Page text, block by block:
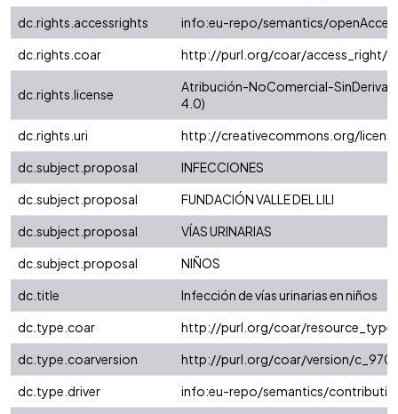
dc.rights.accessrights
info:eu-repo/semantics/
dc.rights.coar
http://purl.org/coar/access_right/
dc.rights.license
Atribución-NoComercial-
4.0)
dc.rights.uri
http://creativecommons.org/
dc.subject.proposal
INFECCIONES
dc.subject.proposal
FUNDACIÓN VALLE DEL LILI
dc.subject.proposal
VÍAS URINARIAS
dc.subject.proposal
NIÑOS
dc.title
Infección de vías urinarias en niños
dc.type.coar
http://purl.org/coar/
dc.type.coarversion
http://purl.org/coar/version/
dc.type.driver
info:eu-repo/semantics/